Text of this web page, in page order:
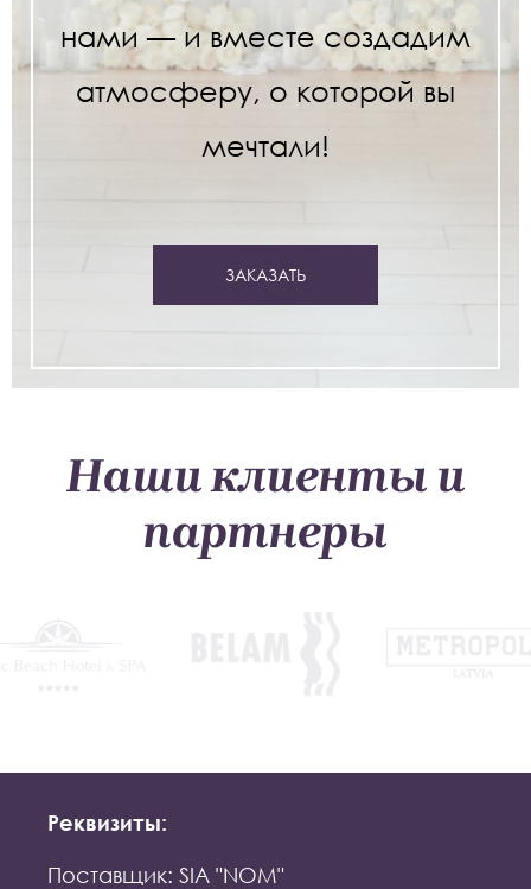
нами — и вместе создадим
атмосферу, о которой вы
мечтали!
ЗАКАЗАТЬ
Наши клиенты и
партнеры
Реквизиты:
Поставщик: SIA "NOM"